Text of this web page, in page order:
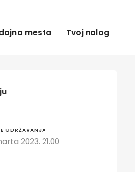
mesta Tvoj nalog
ODRŽAVANJA
2023. 21.00